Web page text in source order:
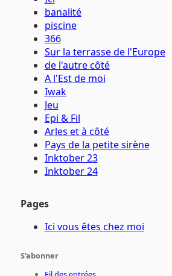
banalité
piscine
366
Sur la terrasse de l'Europe
de l'autre côté
A l'Est de moi
Iwak
Jeu
Epi & Fil
Arles et à côté
Pays de la petite sirène
Inktober 23
Inktober 24
Pages
Ici vous êtes chez moi
S'abonner